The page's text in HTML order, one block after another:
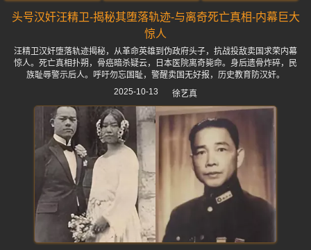
头号汉奸汪精卫-揭秘其堕落轨迹-与离奇死亡真相-内幕巨大
惊人
汪精卫汉奸堕落轨迹揭秘，从革命英雄到伪政府头子，抗战投敌卖国求荣内幕
惊人。死亡真相扑朔，骨癌暗杀疑云，日本医院离奇毙命。身后遗骨炸碎，民
族耻辱警示后人。呼吁勿忘国耻，警醒卖国无好报，历史教育防汉奸。
2025-10-13
徐艺真